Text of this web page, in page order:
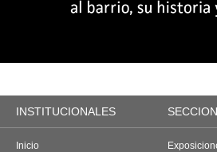
INSTITUCIONALES
Inicio